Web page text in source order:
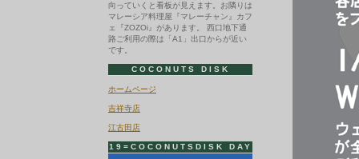
向っていくと看板が見えます。お隣りは
マレーシア料理屋『マレーチャン』カフ
ェ『ZOZOi』があります。 西口地下通
路ご利用の際は「A1」出口からが近い
です。
COCONUTS DISK
ホームページ
吉祥寺店
江古田店
19=COCONUTSDISK DAY